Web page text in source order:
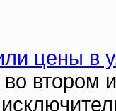
цены в
втором